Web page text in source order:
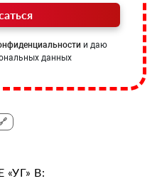
и даю
данных
В: